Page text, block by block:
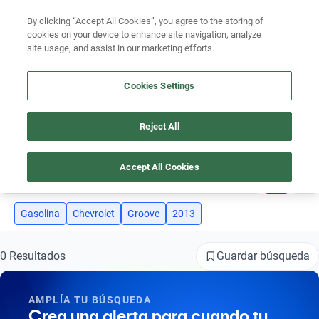
Ubicación
Encuentra el auto ideal para tu presupuesto
Simular plan a meses
AUTOS CHEVROLET GROOVE 2013 GASOLINA
Busca por modelo
Busca por versión
Busca por marca
Busca por modelo
Gasolina Chevrolet Groove 2013
0 Resultados Guardar búsqueda
AMPLÍA TU BÚSQUEDA
By clicking “Accept All Cookies”, you agree to the storing of
cookies on your device to enhance site navigation, analyze
site usage, and assist in our marketing efforts.
Cookies Settings
Reject All
Accept All Cookies